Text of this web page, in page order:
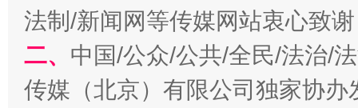
法制/新闻网等传媒网站衷心致
二、 中国/公众/公共/全民/法治/
传媒（北京）有限公司独家协